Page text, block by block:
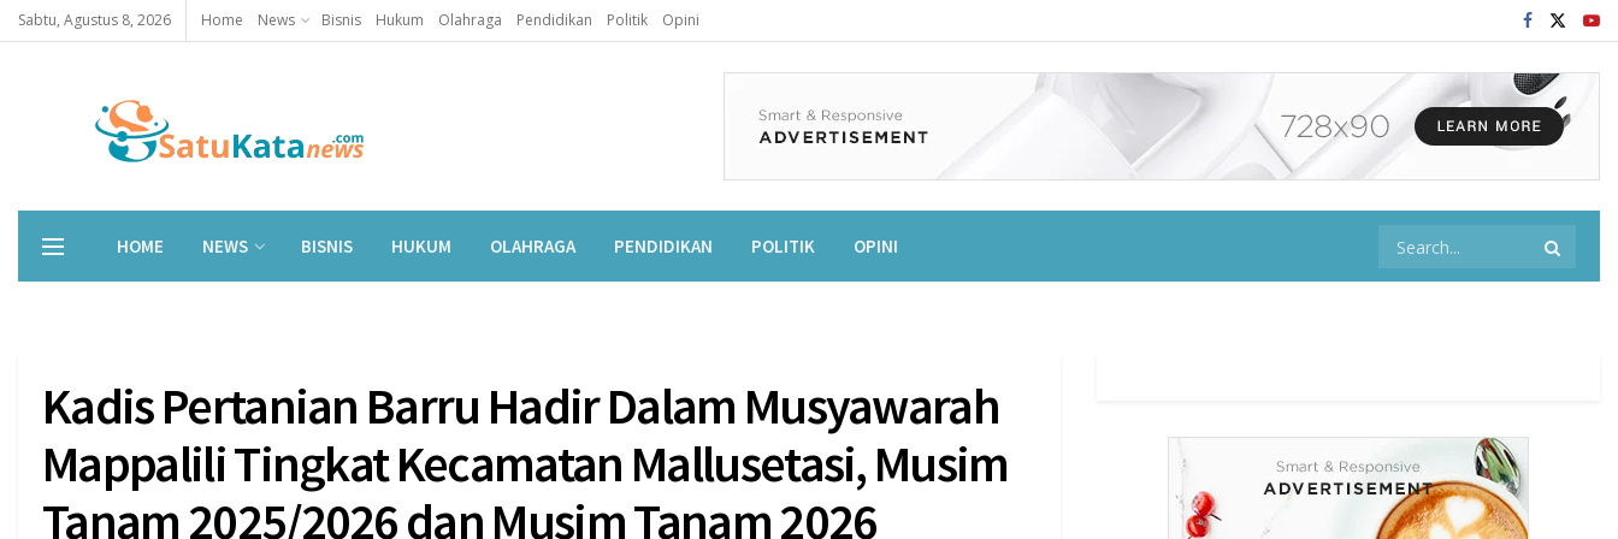
Sabtu, Agustus 8, 2026 Home News Bisnis Hukum Olahraga Pendidikan Politik Opini
HOME NEWS BISNIS HUKUM OLAHRAGA PENDIDIKAN POLITIK OPINI
Kadis Pertanian Barru Hadir Dalam Musyawarah
Mappalili Tingkat Kecamatan Mallusetasi, Musim
Tanam 2025/2026 dan Musim Tanam 2026